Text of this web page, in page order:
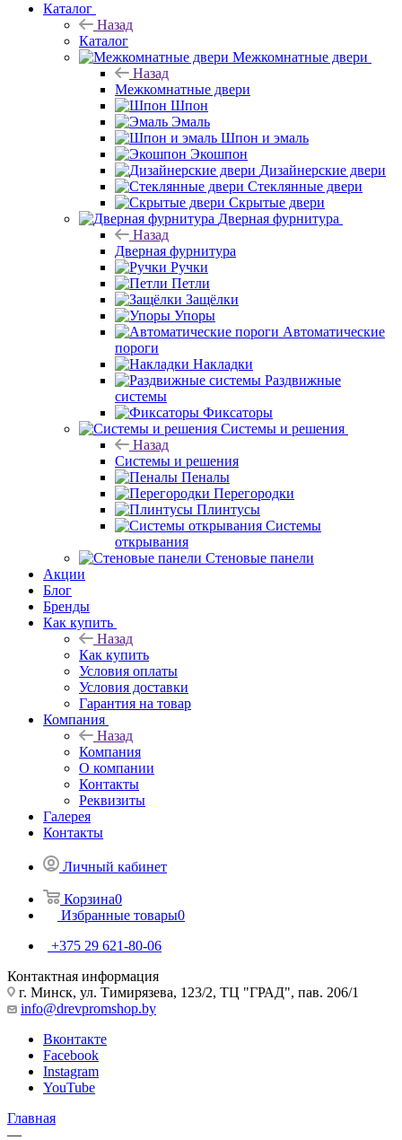
Каталог
Назад
Каталог
Межкомнатные двери
Назад
Межкомнатные двери
Шпон
Эмаль
Шпон и эмаль
Экошпон
Дизайнерские двери
Стеклянные двери
Скрытые двери
Дверная фурнитура
Назад
Дверная фурнитура
Ручки
Петли
Защёлки
Упоры
Автоматические
пороги
Накладки
Раздвижные
системы
Фиксаторы
Системы и решения
Назад
Системы и решения
Пеналы
Перегородки
Плинтусы
Системы
открывания
Стеновые панели
Акции
Блог
Бренды
Как купить
Назад
Как купить
Условия оплаты
Условия доставки
Гарантия на товар
Компания
Назад
Компания
О компании
Контакты
Реквизиты
Галерея
Контакты
Личный кабинет
Корзина0
Избранные товары0
+375 29 621-80-06
Контактная информация
г. Минск, ул. Тимирязева, 123/2, ТЦ "ГРАД", пав. 206/1
info@drevpromshop.by
Вконтакте
Facebook
Instagram
YouTube
Главная
—